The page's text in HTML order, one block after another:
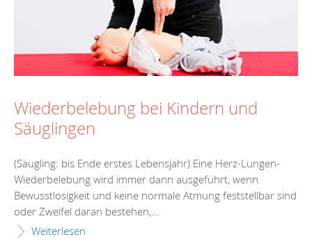
Wiederbelebung bei Kindern und
Säuglingen
(Säugling: bis Ende erstes Lebensjahr) Eine Herz-Lungen-
Wiederbelebung wird immer dann ausgeführt, wenn
Bewusstlosigkeit und keine normale Atmung feststellbar sind
oder Zweifel daran bestehen,...
Weiterlesen